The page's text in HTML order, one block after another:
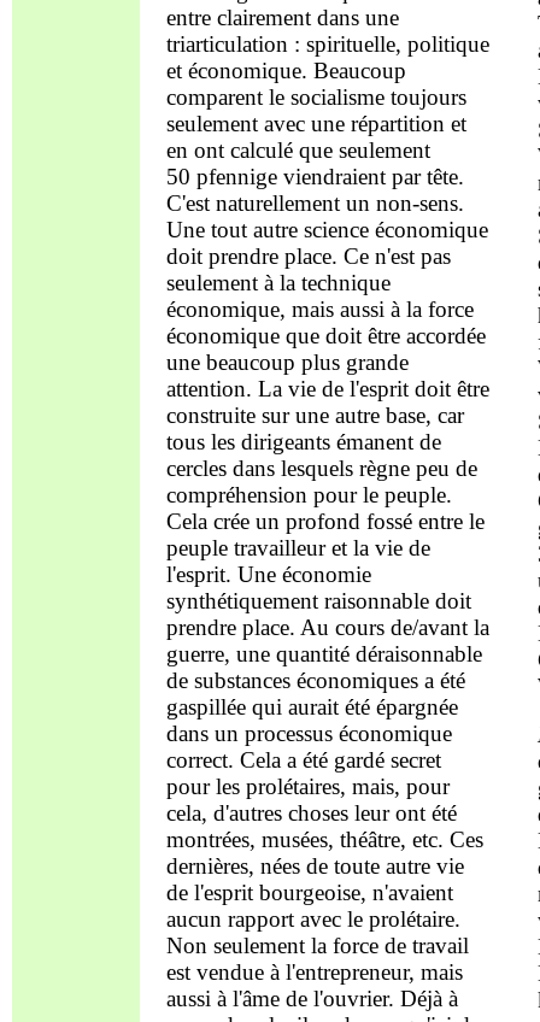
entreclairement dans une
triarticulation : spirituelle, politique
et économique. Beaucoup
comparent le socialisme toujours
seulement avec une répartition et
en ont calculéque seulement
50 pfennige viendraient partête.
C'est naturellement un non-sens.
Une tout autre science économique
doit prendre place. Ce n'est pas
seulement à la technique
économique, mais aussi à la force
économique que doit être accordée
une beaucoup plus grande
attention. La vie de l'espritdoit être
construite sur une autre base, car
tous les dirigeants émanent de
cerclesdans lesquels règnepeu de
compréhension pour lepeuple.
Cela crée un profond fossé entre le
peuple travailleur et la vie de
l'esprit. Une économie
synthétiquement raisonnable doit
prendre place. Au cours de/avant la
guerre, une quantité déraisonnable
de substances économiques a été
gaspillée qui aurait été épargnée
dans un processus économique
correct. Cela a étégardé secret
pour les prolétaires, mais, pour
cela, d'autres choses leur ont été
montrées, musées, théâtre, etc. Ces
dernières, nées de toute autre vie
de l'espritbourgeoise, n'avaient
aucun rapport avec le prolétaire.
Non seulement laforce de travail
est vendue à l'entrepreneur, mais
aussi à l'âme de l'ouvrier. Déjà à